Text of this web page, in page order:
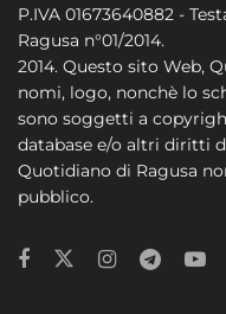
P.IVA 01673640882 -
Ragusa n°01/2014.
2014. Questo sito Web,
nomi, logo, nonchè lo
sono soggetti a
database e/o altri diritti
Quotidiano di Ragusa
pubblico.